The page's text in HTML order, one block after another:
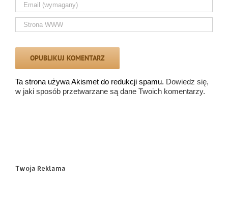
Ta strona używa Akismet do redukcji spamu. Dowiedz się,
w jaki sposób przetwarzane są dane Twoich komentarzy.
Twoja Reklama